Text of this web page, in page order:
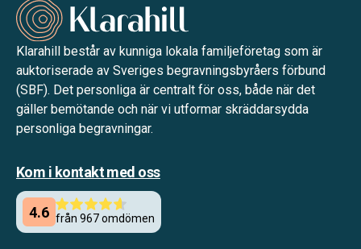
Klarahill består av kunniga lokala familjeföretag som är
auktoriserade av Sveriges begravningsbyråers förbund
(SBF). Det personliga är centralt för oss, både när det
gäller bemötande och när vi utformar skräddarsydda
personliga begravningar.
Kom i kontakt med oss